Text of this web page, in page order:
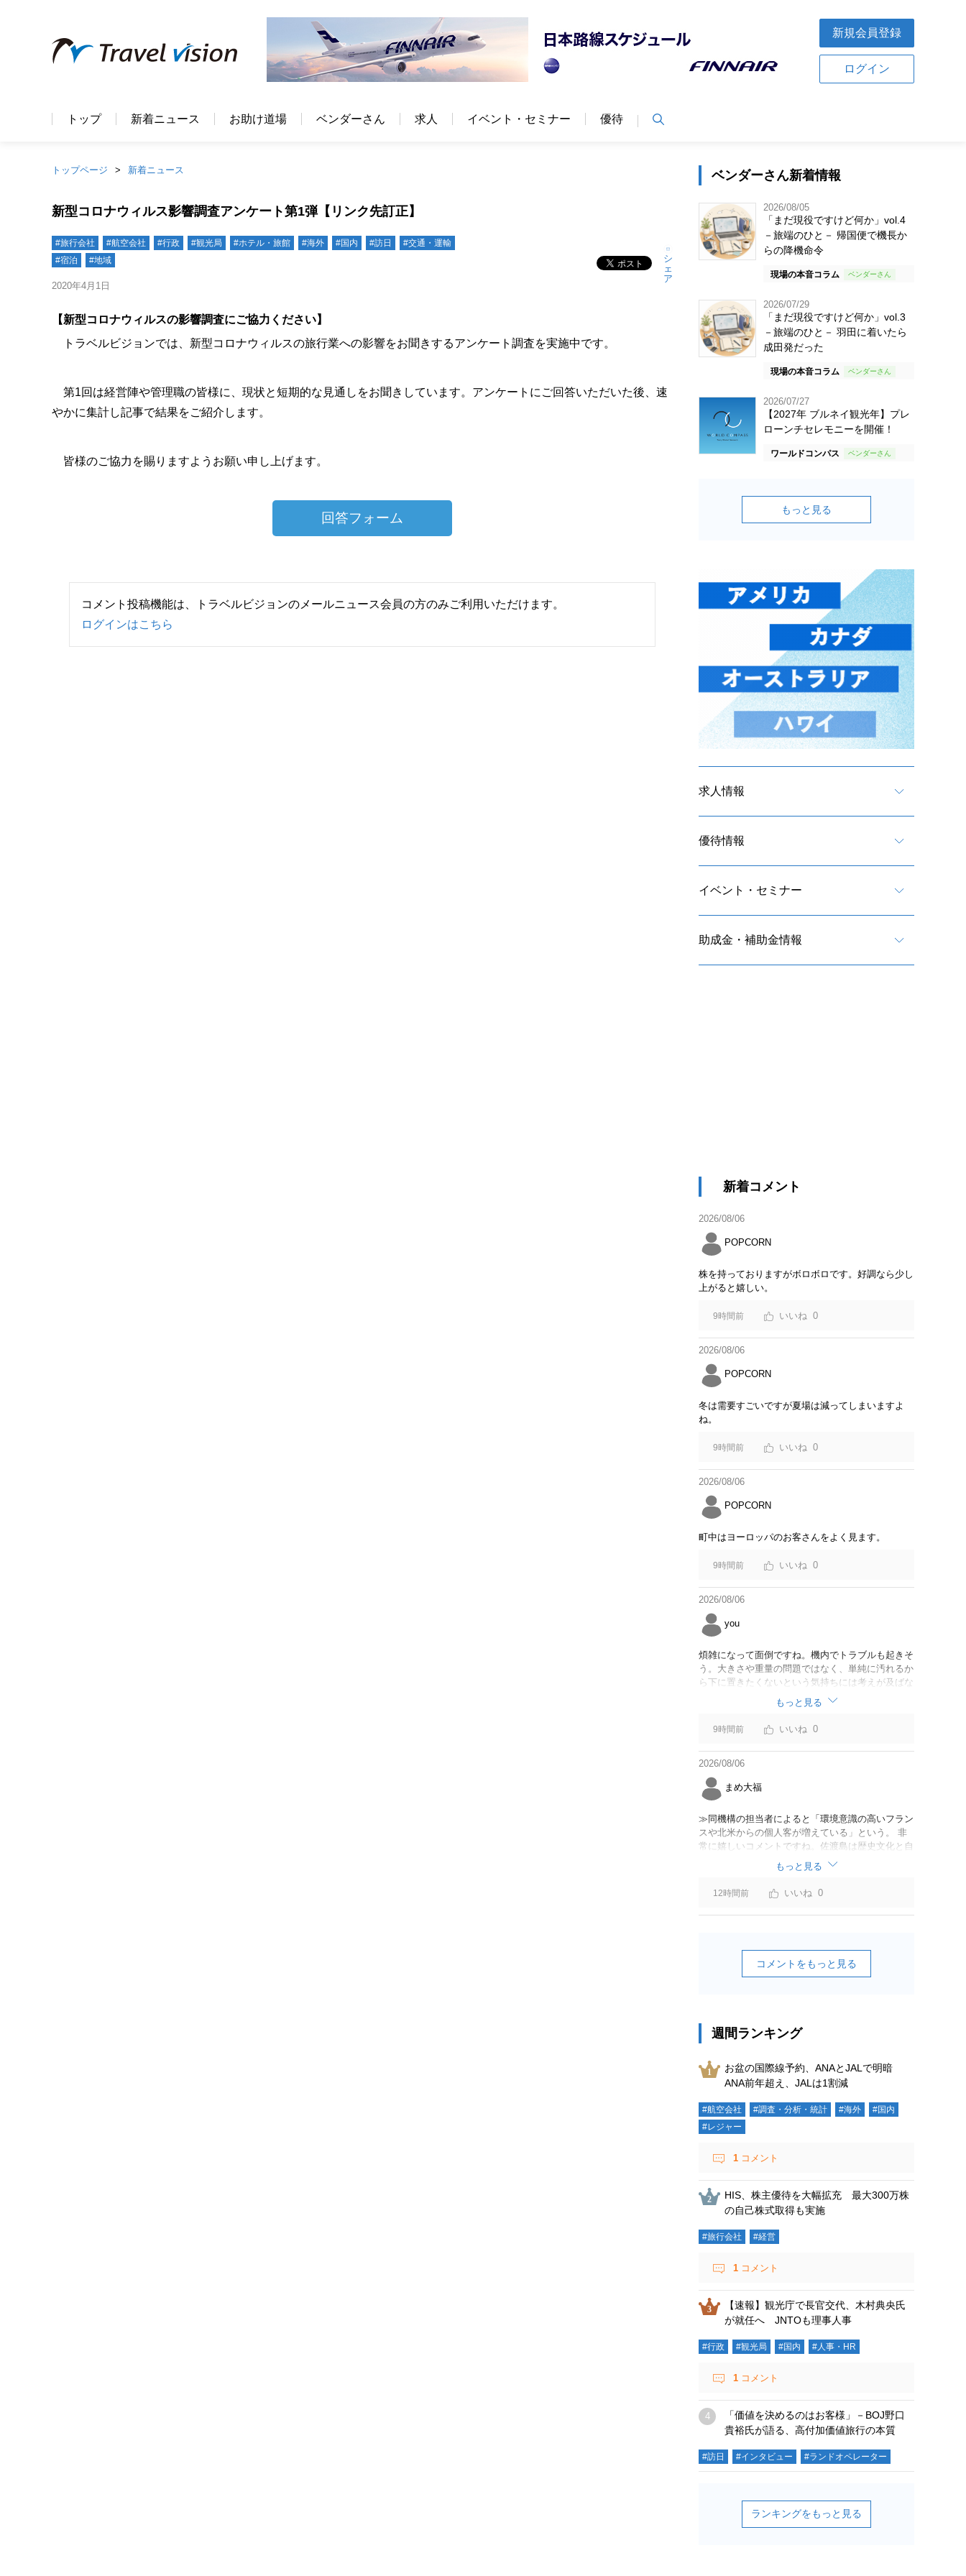
新規会員登録
ログイン
トップ 新着ニュース お助け道場 ベンダーさん 求人 イベント・セミナー 優待
トップページ 新着ニュース
新型コロナウィルス影響調査アンケート第1弾【リンク先訂正】
#旅行会社 #航空会社 #行政 #観光局 #ホテル・旅館 #海外 #国内 #訪日
#交通・運輸
#宿泊
#地域
2020年4月1日
シ
ェ
ア
【新型コロナウィルスの影響調査にご協力ください】
トラベルビジョンでは、新型コロナウィルスの旅行業への影響をお聞きするアンケート調査を実施中です。
第1回は経営陣や管理職の皆様に、現状と短期的な見通しをお聞きしています。アンケートにご回答いただいた後、速
やかに集計し記事で結果をご紹介します。
皆様のご協力を賜りますようお願い申し上げます。
回答フォーム
コメント投稿機能は、トラベルビジョンのメールニュース会員の方のみご利用いただけます。
ログインはこちら
ベンダーさん新着情報
2026/08/05
「まだ現役ですけど何か」vol.4
－旅端のひと－ 帰国便で機長か
らの降機命令
現場の本音コラム
2026/07/29
「まだ現役ですけど何か」vol.3
－旅端のひと－ 羽田に着いたら
成田発だった
現場の本音コラム
2026/07/27
【2027年 ブルネイ観光年】プレ
ローンチセレモニーを開催！
ワールドコンパス
もっと見る
求人情報
優待情報
イベント・セミナー
助成金・補助金情報
新着コメント
2026/08/06
POPCORN
株を持っておりますがボロボロです。好調なら少し
上がると嬉しい。
9時間前 0
2026/08/06
POPCORN
冬は需要すごいですが夏場は減ってしまいますよ
ね。
9時間前 0
2026/08/06
POPCORN
町中はヨーロッパのお客さんをよく見ます。
9時間前 0
2026/08/06
you
煩雑になって面倒ですね。機内でトラブルも起きそ
う。大きさや重量の問題ではなく、単純に汚れるか
ら下に置きたくないという気持ちには考えが及ばな
かったのでしょうかね。いっそ、荷物棚を撤去した
座席を作って、座席指定も荷物も含んだプランとす
べて無しで格安プランで分けてもらった方がシンプ
ルで分かりやすいかも。どんどん料金が細分化され
て面倒です。
もっと見る
9時間前 0
2026/08/06
まめ大福
≫同機構の担当者によると「環境意識の高いフラン
スや北米からの個人客が増えている」という。 非
常に嬉しいコメントですね。佐渡島は歴史文化と自
然が相まっての土地となっているので、個人的には
環境意識の低い人は来ないでほしいです。「金がと
れるんじゃないか」と勝手に穴掘ったりしそうな国
の人は来ないでほしいですね。
もっと見る
12時間前 0
コメントをもっと見る
週間ランキング
お盆の国際線予約、ANAとJALで明暗
ANA前年超え、JALは1割減
#航空会社 #調査・分析・統計 #海外
#国内
#レジャー
1 コメント
HIS、株主優待を大幅拡充 最大300万株
の自己株式取得も実施
#旅行会社 #経営
1 コメント
【速報】観光庁で長官交代、木村典央氏
が就任へ JNTOも理事人事
#行政 #観光局 #国内 #人事・HR
1 コメント
「価値を決めるのはお客様」－BOJ野口
貴裕氏が語る、高付加価値旅行の本質
#訪日 #インタビュー #ランドオペレーター